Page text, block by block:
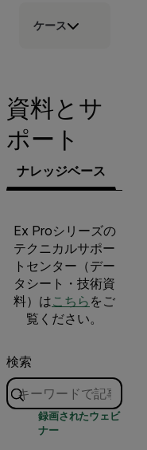
ケース
資料とサ
ポート
ナレッジベース
Ex Proシリーズの
テクニカルサポー
トセンター（デー
タシート・技術資
料）はこちら をご
覧ください。
検索
録画されたウェビ
ナー